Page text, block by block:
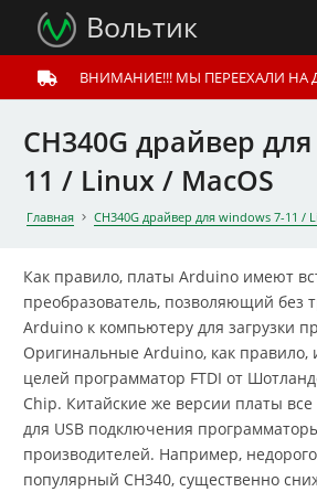
Вольтик
ВНИМАНИЕ!!! МЫ ПЕРЕЕХАЛИ НА
CH340G драйвер
11 / Linux / MacOS
Главная CH340G драйвер для windows 7-11 /
Как правило, платы Arduino имеют
преобразователь, позволяющий без
Arduino к компьютеру для загрузки
Оригинальные Arduino, как правило,
целей программатор FTDI от
Chip. Китайские же версии платы
для USB подключения
производителей. Например,
популярный CH340, существенно